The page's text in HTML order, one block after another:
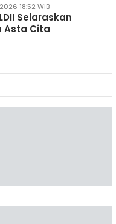
18:52 WIB
Selaraskan
Asta Cita